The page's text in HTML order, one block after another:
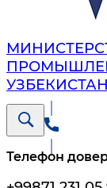
УЗБЕКИСТАН
Телефон